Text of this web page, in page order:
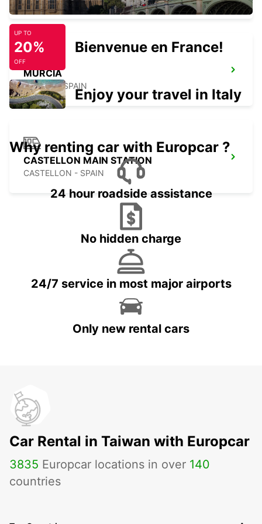
MURCIA
MURCIA - SPAIN
CASTELLON MAIN STATION
CASTELLON - SPAIN
UP TO
20%
OFF
Bienvenue en France!
Enjoy your travel in Italy
Why renting car with Europcar ?
24 hour roadside assistance
No hidden charge
24/7 service in most major airports
Only new rental cars
Car Rental in Taiwan with Europcar
3835 Europcar locations in over 140
countries